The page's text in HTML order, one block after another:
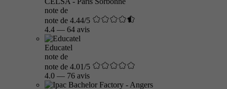
note de
note de 4.44/5
4.4 — 64 avis
Educatel
note de
note de 4.01/5
4.0 — 76 avis